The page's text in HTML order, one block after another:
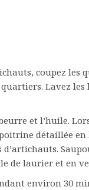
coupez les
Lavez les
et l’huile.
détaillée
de laurier et en
environ 30